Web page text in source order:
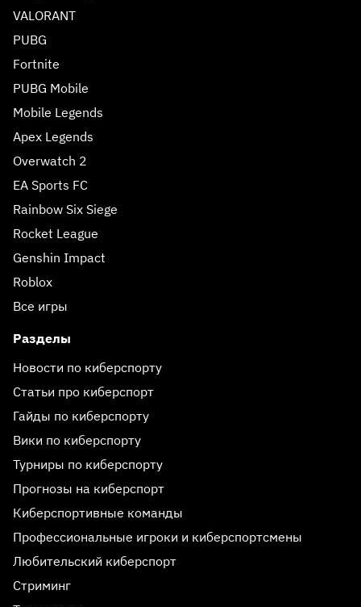
VALORANT
PUBG
Fortnite
PUBG Mobile
Mobile Legends
Apex Legends
Overwatch 2
EA Sports FC
Rainbow Six Siege
Rocket League
Genshin Impact
Roblox
Все игры
Разделы
Новости по киберспорту
Статьи про киберспорт
Гайды по киберспорту
Вики по киберспорту
Турниры по киберспорту
Прогнозы на киберспорт
Киберспортивные команды
Профессиональные игроки и киберспортсмены
Любительский киберспорт
Стриминг